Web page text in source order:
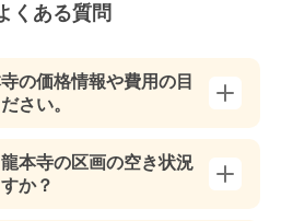
くある質問
寺の価格情報や費用の目
さい。
龍本寺の区画の空き状況
か？